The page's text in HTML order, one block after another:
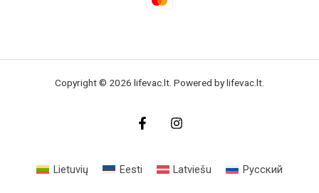
Copyright © 2026 lifevac.lt. Powered by lifevac.lt.
Lietuvių Eesti Latviešu Русский